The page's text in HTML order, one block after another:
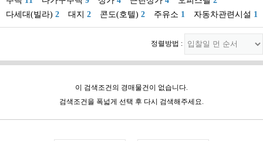
다세대(빌라) 2 대지 2 콘도(호텔) 2 주유소 1 자동차관련시설 1
정렬방법 :
이 검색조건의 경매물건이 없습니다.
검색조건을 폭넓게 선택 후 다시 검색해주세요.